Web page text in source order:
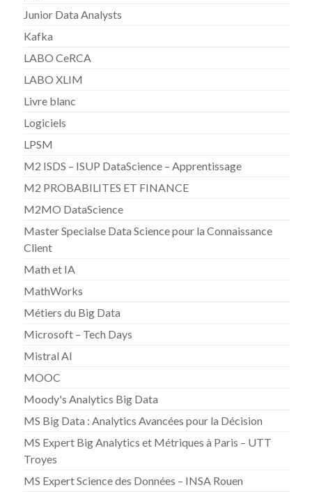
Junior Data Analysts
Kafka
LABO CeRCA
LABO XLIM
Livre blanc
Logiciels
LPSM
M2 ISDS – ISUP DataScience – Apprentissage
M2 PROBABILITES ET FINANCE
M2MO DataScience
Master Specialse Data Science pour la Connaissance
Client
Math et IA
MathWorks
Métiers du Big Data
Microsoft – Tech Days
Mistral AI
MOOC
Moody's Analytics Big Data
MS Big Data : Analytics Avancées pour la Décision
MS Expert Big Analytics et Métriques à Paris – UTT
Troyes
MS Expert Science des Données – INSA Rouen